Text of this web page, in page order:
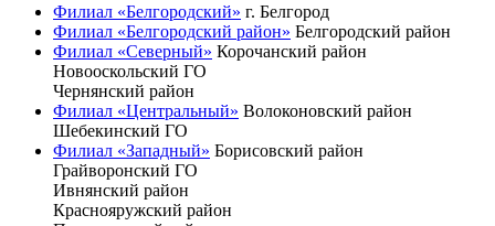
Филиал «Белгородский» г. Белгород
Филиал «Белгородский район» Белгородский район
Филиал «Северный» Корочанский район
Новооскольский ГО
Чернянский район
Филиал «Центральный» Волоконовский район
Шебекинский ГО
Филиал «Западный» Борисовский район
Грайворонский ГО
Ивнянский район
Краснояружский район